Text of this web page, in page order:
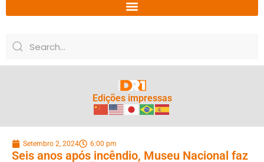
Edições impressas
Setembro 2, 2024 6:00 pm
Seis anos após incêndio, Museu Nacional faz